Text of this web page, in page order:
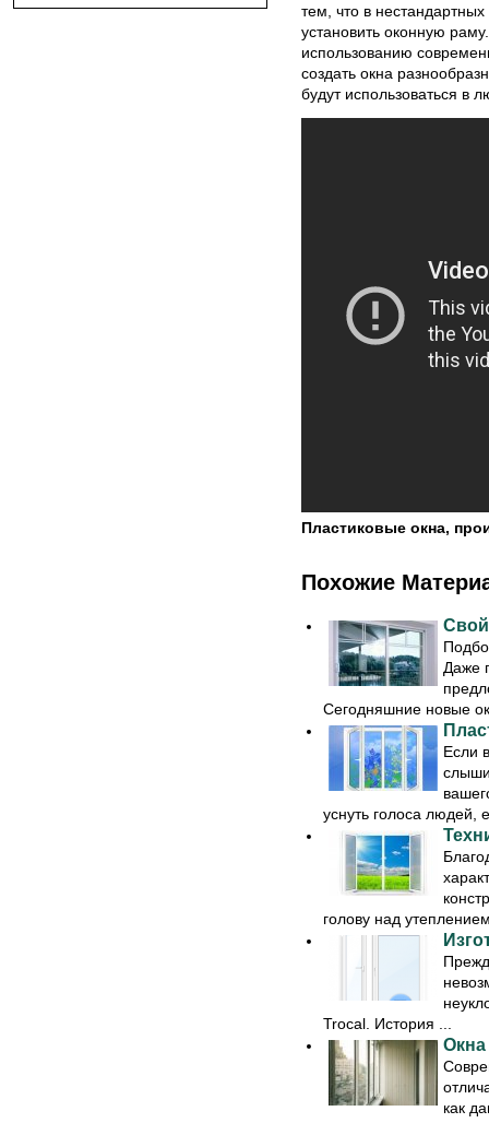
тем, что в
установить оконную
использованию
создать окна
будут использоваться в
Пластиковые окна,
Похожие
Даже
Сегодняшние новые
Если
уснуть голоса людей,
голову над
Trocal. История ...
как